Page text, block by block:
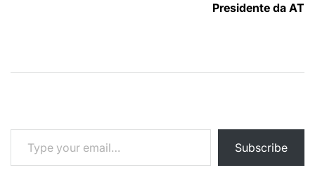
Presidente da AT
Type your email…
Subscribe